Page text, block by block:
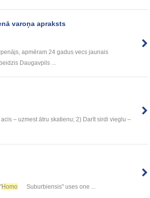
varoņa apraksts
apmēram 24 gadus vecs jaunais
Daugavpils ...
– uzmest ātru skatienu; 2) Darīt sirdi vieglu –
Homo Suburbiensis" uses one ...